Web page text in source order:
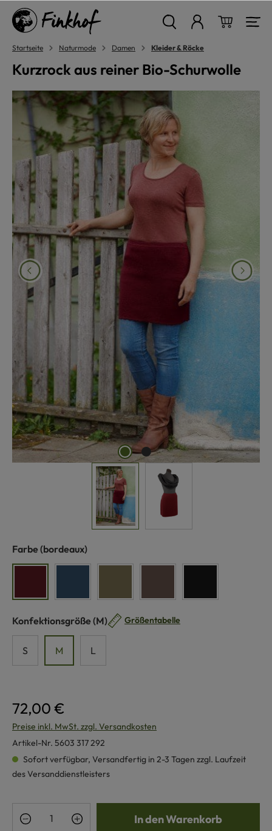
springen
Startseite Naturmode Damen Kleider & Röcke
Kurzrock aus reiner Bio-Schurwolle
Bildergalerie überspringen
Farbe auswählen
(bordeaux)
Konfektionsgröße auswählen
(M) Größentabelle
S M L
72,00 €
Preise inkl. MwSt. zzgl. Versandkosten
Artikel-Nr. 5603 317 292
Sofort verfügbar, Versandfertig in 2-3 Tagen zzgl. Laufzeit
des Versanddienstleisters
Produkt Anzahl: Gib den gewünschten
In den Warenkorb